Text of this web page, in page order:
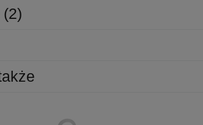
(2)